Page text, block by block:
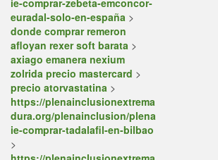
ie-comprar-zebeta-emconcor-
euradal-solo-en-españa >
donde comprar remeron
afloyan rexer soft barata >
axiago emanera nexium
zolrida precio mastercard >
precio atorvastatina >
https://plenainclusionextrema
dura.org/plenainclusion/plena
ie-comprar-tadalafil-en-bilbao
>